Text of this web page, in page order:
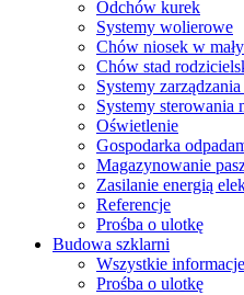
Odchów kurek
Systemy wolierowe
Chów niosek w
Chów stad
Systemy
Systemy sterowania
Oświetlenie
Gospodarka
Magazynowanie
Zasilanie energią
Referencje
Prośba o ulotkę
Budowa szklarni
Wszystkie
Prośba o ulotkę